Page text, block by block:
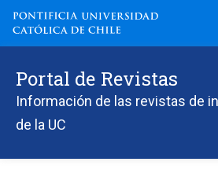
Portal de Revistas
Información de las revistas de
de la UC